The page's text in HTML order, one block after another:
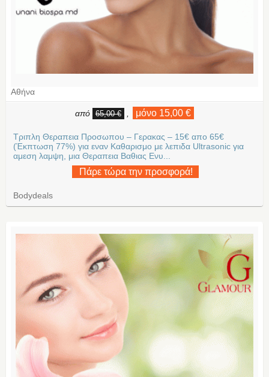
Αθήνα
από 65,00 € μόνο 15,00 €
Τριπλη Θεραπεια Προσωπου – Γερακας – 15€ απο 65€
(Έκπτωση 77%) για εναν Καθαρισμο με λεπιδα Ultrasonic για
αμεση λαμψη, μια Θεραπεια Βαθιας Ενυ...
Πάρε τώρα την προσφορά!
Bodydeals